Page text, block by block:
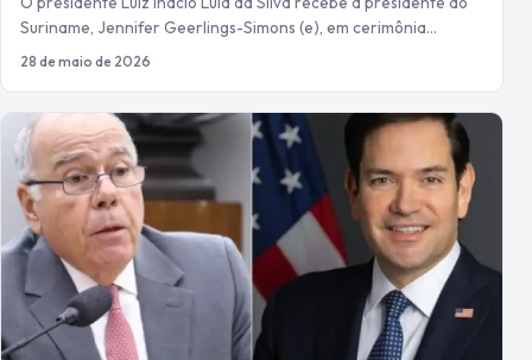
Suriname, Jennifer Geerlings-Simons (e), em cerimônia…
28 de maio de 2026